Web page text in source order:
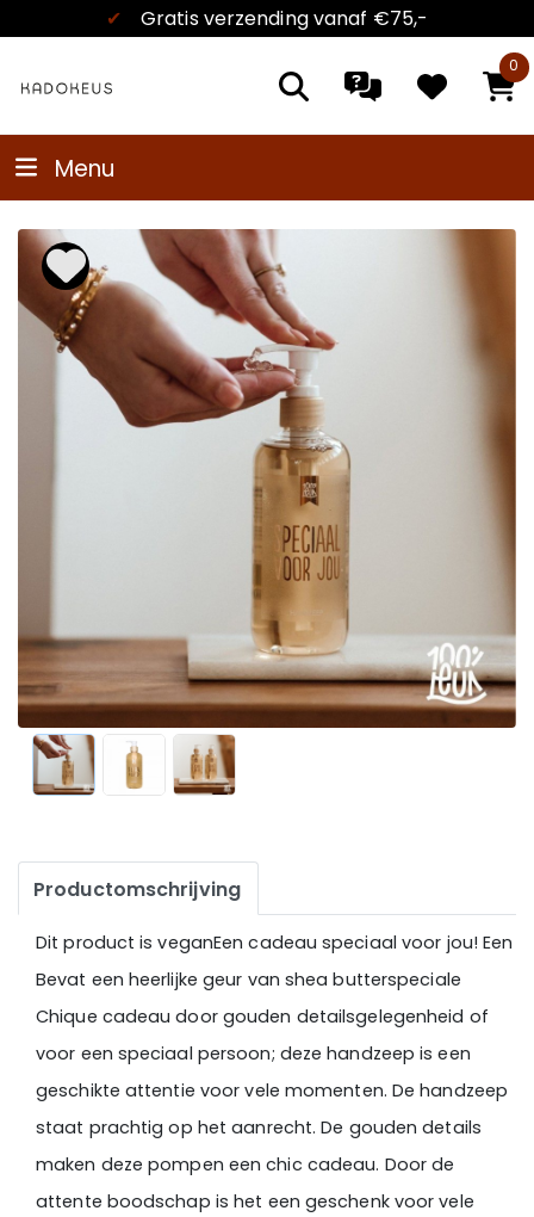
✔ Gratis verzendingvanaf €75,-
0
Menu
Productomschrijving
Dit product is vegan
Bevat een heerlijke geur van shea butter
Chique cadeau door gouden details
Een cadeau speciaal voor jou! Een
speciale
gelegenheid of
voor een speciaal persoon; deze handzeep is een
geschikte attentie voor vele momenten. De handzeep
staat prachtig op het aanrecht. De gouden details
maken deze pompen een chic cadeau. Door de
attente boodschap is het een geschenk voor vele